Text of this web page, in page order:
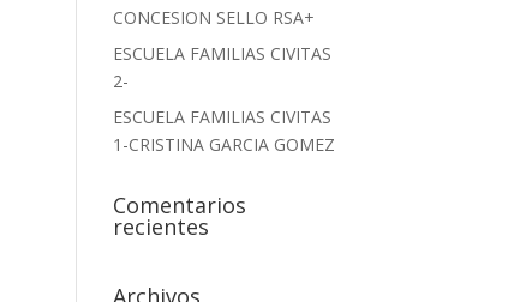
CONCESION SELLO RSA+
ESCUELA FAMILIAS CIVITAS
2-
ESCUELA FAMILIAS CIVITAS
1-CRISTINA GARCIA GOMEZ
Comentarios
recientes
Archivos